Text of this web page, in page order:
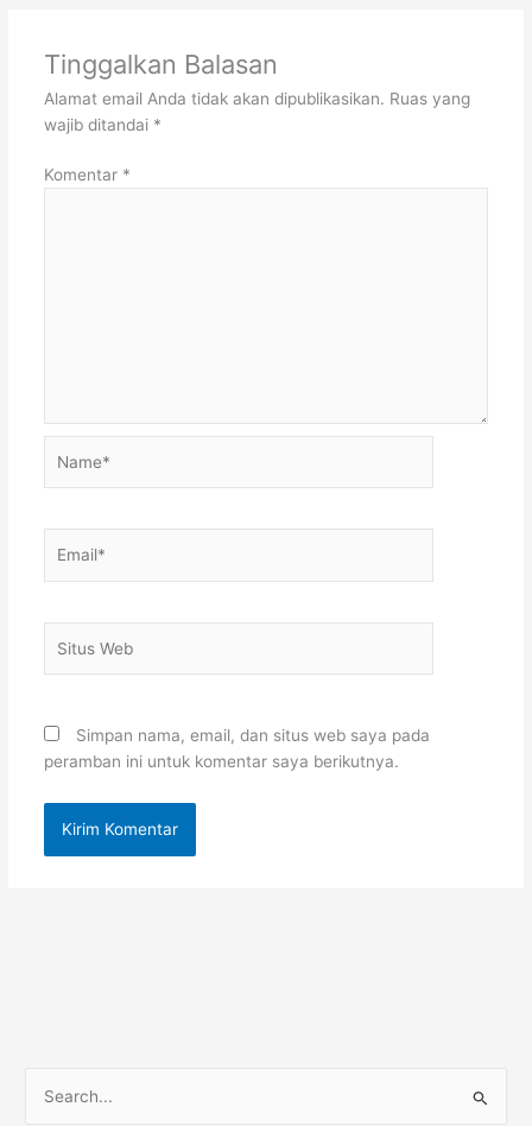
Tinggalkan Balasan
Alamat email Anda tidak akan dipublikasikan. Ruas yang
wajib ditandai *
Komentar *
Web
Simpan nama, email, dan situs web saya pada
peramban ini untuk komentar saya berikutnya.